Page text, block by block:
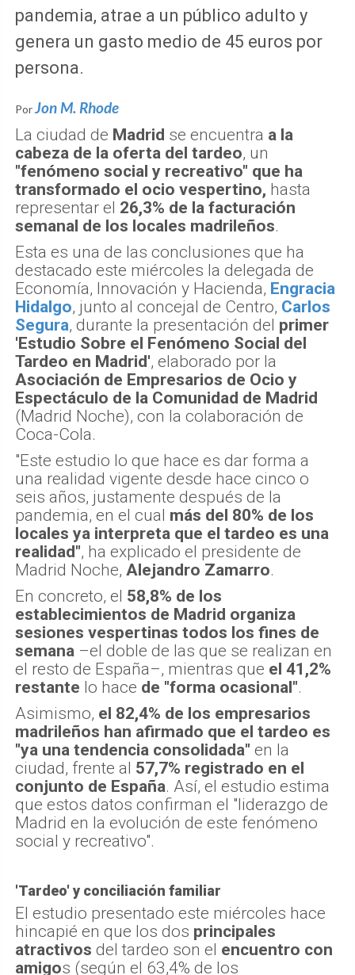
pandemia, atrae a un público adulto y
genera un gasto medio de 45 euros por
persona.
PorJon M. Rhode
La ciudad de Madrid se encuentra a la
cabeza de la oferta del tardeo, un
"fenómeno social y recreativo" que ha
transformado el ocio vespertino, hasta
representar el 26,3% de la facturación
semanal de los locales madrileños.
Esta es una de las conclusiones que ha
destacado este miércoles la delegada de
Economía, Innovación y Hacienda, Engracia
Hidalgo, junto al concejal de Centro, Carlos
Segura, durante la presentación del primer
'Estudio Sobre el Fenómeno Social del
Tardeo en Madrid', elaborado por la
Asociación de Empresarios de Ocio y
Espectáculo de la Comunidad de Madrid
(Madrid Noche), con la colaboración de
Coca-Cola.
"Este estudio lo que hace es dar forma a
una realidad vigente desde hace cinco o
seis años, justamente después de la
pandemia, en el cual más del 80% de los
locales ya interpreta que el tardeo es una
realidad", ha explicado el presidente de
Madrid Noche, Alejandro Zamarro.
En concreto, el 58,8% de los
establecimientos de Madrid organiza
sesiones vespertinas todos los fines de
semana –el doble de las que se realizan en
el resto de España–, mientras que el 41,2%
restante lo hace de "forma ocasional".
Asimismo, el 82,4% de los empresarios
madrileños han afirmado que el tardeo es
"ya una tendencia consolidada" en la
ciudad, frente al 57,7% registrado en el
conjunto de España. Así, el estudio estima
que estos datos confirman el "liderazgo de
Madrid en la evolución de este fenómeno
social y recreativo".
'Tardeo' y conciliación familiar
El estudio presentado este miércoles hace
hincapié en que los dos principales
atractivos del tardeo son el encuentro con
amigos (según el 63,4% de los